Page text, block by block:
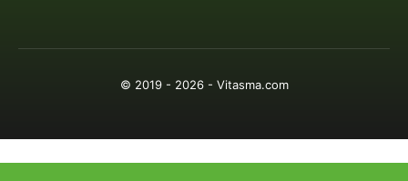
© 2019 - 2026 - Vitasma.com